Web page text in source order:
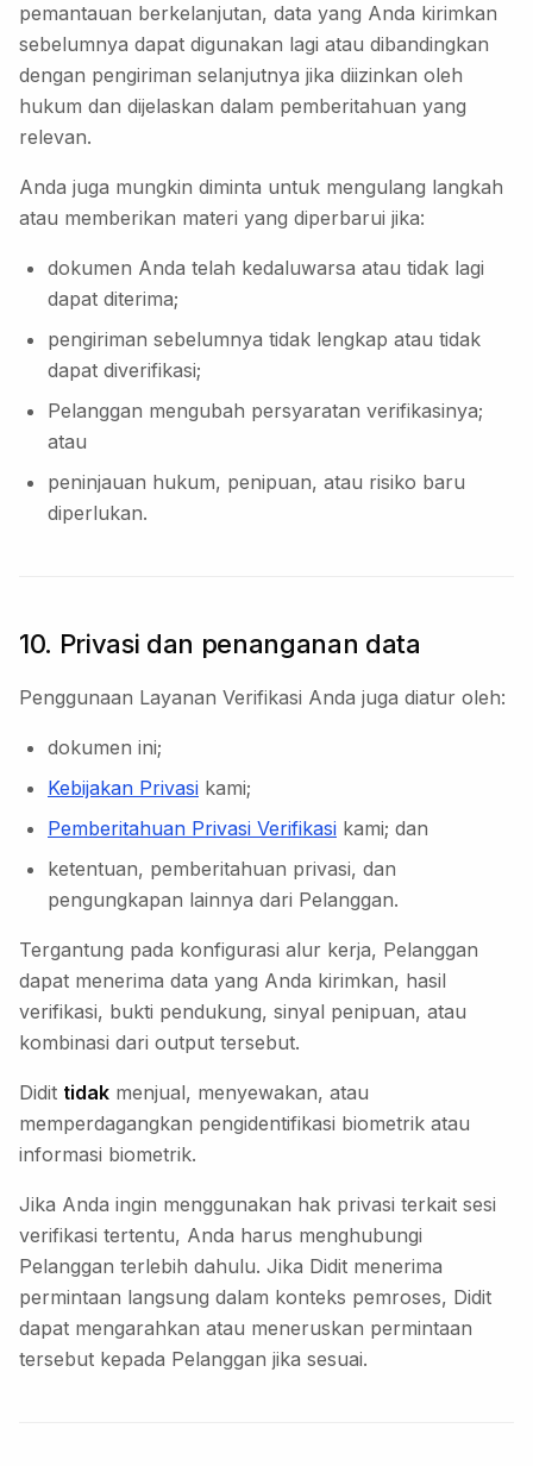
pemantauan berkelanjutan, data yang Anda kirimkan
sebelumnya dapat digunakan lagi atau dibandingkan
dengan pengiriman selanjutnya jika diizinkan oleh
hukum dan dijelaskan dalam pemberitahuan yang
relevan.
Anda juga mungkin diminta untuk mengulang langkah
atau memberikan materi yang diperbarui jika:
dokumen Anda telah kedaluwarsa atau tidak lagi
dapat diterima;
pengiriman sebelumnya tidak lengkap atau tidak
dapat diverifikasi;
Pelanggan mengubah persyaratan verifikasinya;
atau
peninjauan hukum, penipuan, atau risiko baru
diperlukan.
10. Privasi dan penanganan data
Penggunaan Layanan Verifikasi Anda juga diatur oleh:
dokumen ini;
Kebijakan Privasi kami;
Pemberitahuan Privasi Verifikasi kami; dan
ketentuan, pemberitahuan privasi, dan
pengungkapan lainnya dari Pelanggan.
Tergantung pada konfigurasi alur kerja, Pelanggan
dapat menerima data yang Anda kirimkan, hasil
verifikasi, bukti pendukung, sinyal penipuan, atau
kombinasi dari output tersebut.
Didit tidak menjual, menyewakan, atau
memperdagangkan pengidentifikasi biometrik atau
informasi biometrik.
Jika Anda ingin menggunakan hak privasi terkait sesi
verifikasi tertentu, Anda harus menghubungi
Pelanggan terlebih dahulu. Jika Didit menerima
permintaan langsung dalam konteks pemroses, Didit
dapat mengarahkan atau meneruskan permintaan
tersebut kepada Pelanggan jika sesuai.